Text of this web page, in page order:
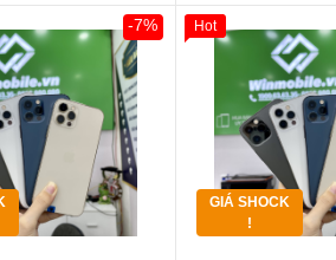
Khách Hàng
-7%
GIÁ SHOCK
!
Giảm 100.000đ
Thân Thiết
Hot